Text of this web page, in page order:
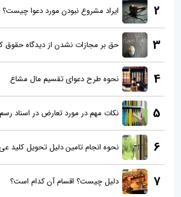
2 ایراد مشروع نبودن مورد دعوا چیست؟
3 حق بر مجازات نشدن از دیدگاه حقوق
4 نحوه طرح دعوای تقسیم مال مشاع
5 نکات مهم در مورد تعارض در اسناد
6 نحوه انجام تامین دلیل تحویل کلید
7 دلیل چیست؟ اقسام آن کدام است؟